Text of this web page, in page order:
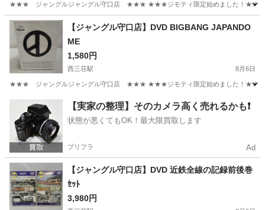
★★★ ジャングルジャングル守口店 ★★★ ★★★ジモティ限定始めました！★★★ 店頭
大阪 守口市 西三荘駅 DVD/ブルーレイ
【ジャングル守口店】DVD BIGBANG JAPANDO
ME
1,580円
西三荘駅 8月6日
★★★ ジャングルジャングル守口店 ★★★ ★★★ジモティ限定始めました！★★★ 店頭
西三荘駅 DVD/ブルーレイ ジャングル
【実家の整理】そのカメラ高く売れるかも❗️
状態が悪くてもOK！最大限買取します
プリフラ Ad
【ジャングル守口店】DVD 近鉄全線の記録前後巻
ｾｯﾄ
3,980円